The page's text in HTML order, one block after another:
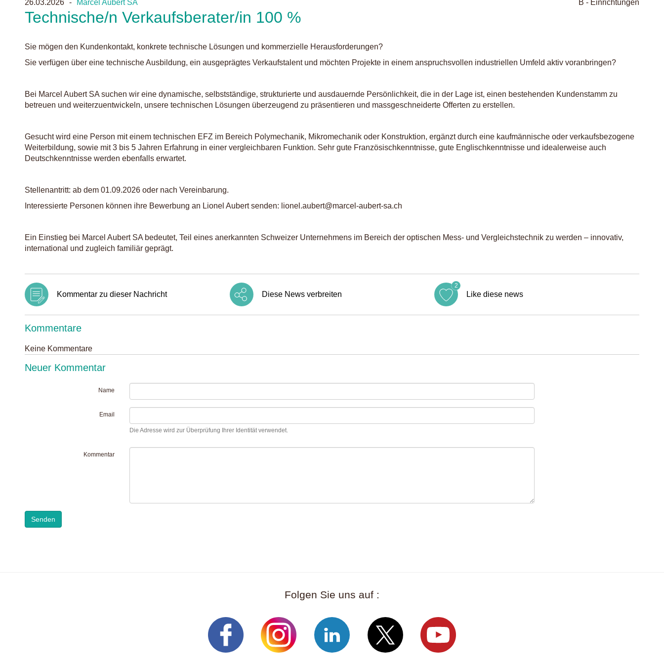
26.03.2026 Marcel Aubert SA B - Einrichtungen
Technische/n Verkaufsberater/in 100 %
Sie mögen den Kundenkontakt, konkrete technische Lösungen und kommerzielle Herausforderungen?
Sie verfügen über eine technische Ausbildung, ein ausgeprägtes Verkaufstalent und möchten Projekte in einem anspruchsvollen industriellen Umfeld aktiv voranbringen?
Bei Marcel Aubert SA suchen wir eine dynamische, selbstständige, strukturierte und ausdauernde Persönlichkeit, die in der Lage ist, einen bestehenden Kundenstamm zu
betreuen und weiterzuentwickeln, unsere technischen Lösungen überzeugend zu präsentieren und massgeschneiderte Offerten zu erstellen.
Gesucht wird eine Person mit einem technischen EFZ im Bereich Polymechanik, Mikromechanik oder Konstruktion, ergänzt durch eine kaufmännische oder verkaufsbezogene
Weiterbildung, sowie mit 3 bis 5 Jahren Erfahrung in einer vergleichbaren Funktion. Sehr gute Französischkenntnisse, gute Englischkenntnisse und idealerweise auch
Deutschkenntnisse werden ebenfalls erwartet.
Stellenantritt: ab dem 01.09.2026 oder nach Vereinbarung.
Interessierte Personen können ihre Bewerbung an Lionel Aubert senden: lionel.aubert@marcel-aubert-sa.ch
Ein Einstieg bei Marcel Aubert SA bedeutet, Teil eines anerkannten Schweizer Unternehmens im Bereich der optischen Mess- und Vergleichstechnik zu werden – innovativ,
international und zugleich familiär geprägt.
Kommentar zu dieser Nachricht Diese News verbreiten Like diese news
2
Kommentare
Keine Kommentare
Neuer Kommentar
Name
Email
Die Adresse wird zur Überprüfung Ihrer Identität verwendet.
Kommentar
Senden
Folgen Sie uns auf :